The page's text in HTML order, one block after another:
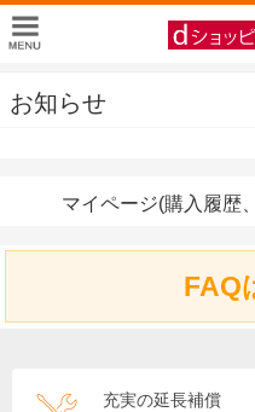
お知らせ
マイページ(購入履歴
FAQ
充実の延長補償